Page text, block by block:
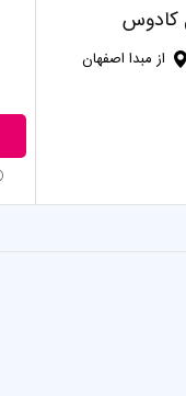
کادوس
از مبدا اصفهان